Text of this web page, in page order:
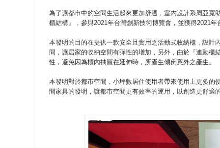
為了讓都市中的空間生活起來更加舒適，室內設計系周亞
櫃結構』，參與2021年台灣創新技術博覽會，並獲得2021
本發明的目的在提供一款安全且實用之活動式收納櫃，設
間，讓居家的收納空間有彈性的增加，另外，由於『連動
性，避免因為櫃內抽屜在延伸時，所產生傾倒意外之產生。
本發明對於都市空間，小坪數居住使用者帶來使用上更多
間家具的發明，讓都市空間更有效率的運用，以創造更舒適